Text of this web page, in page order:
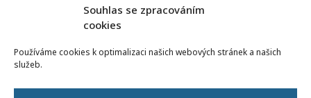
Souhlas se zpracováním
cookies
Používáme cookies k optimalizaci našich webových stránek a našich
služeb.
GDPR
Národní pedagogický institut ČR